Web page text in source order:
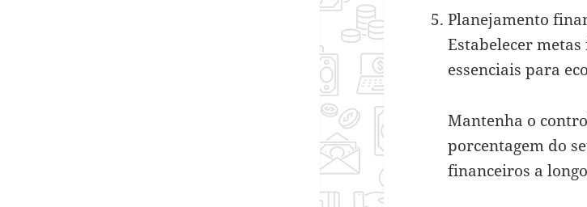
Planejamento
Estabelecer
essenciais para
Mantenha o
porcentagem do
financeiros a